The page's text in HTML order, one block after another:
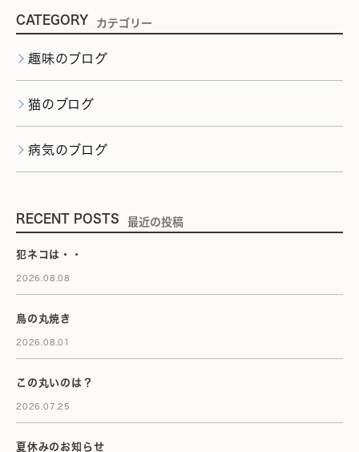
CATEGORY カテゴリー
趣味のブログ
猫のブログ
病気のブログ
RECENT POSTS 最近の投稿
犯ネコは・・
2026.08.08
鳥の丸焼き
2026.08.01
この丸いのは？
2026.07.25
夏休みのお知らせ